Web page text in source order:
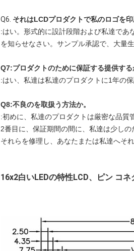
Q6. それはLCDプロダクトで私のロゴを印
:はい。形式的に設計段階および私達であ
を知らせなさい。サンプル承認で、大量
Q7:プロダクトのために保証する提供する
:はい、私達は私達のプロダクトに1年の保
Q8:不良のを取扱う方法か。
:初めに、私達のプロダクトは厳密な品質
2番目に、保証期間の間に、私達は少し
それらを修理し、あなたまたは私達へそ
16x2白いLEDの特性LCD、ピン コ